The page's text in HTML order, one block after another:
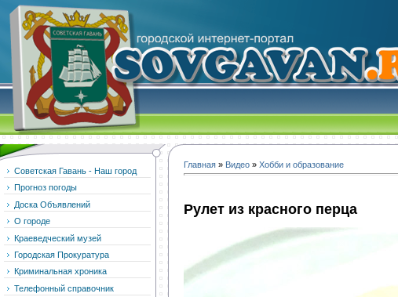
Советская Гавань - Наш город
Прогноз погоды
Доска Объявлений
О городе
Краеведческий музей
Городская Прокуратура
Криминальная хроника
Телефонный справочник
Главная » Видео » Хобби и образование
Рулет из красного перца